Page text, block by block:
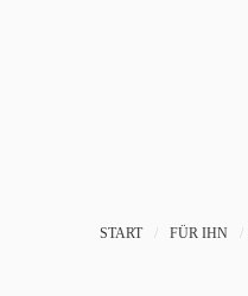
START / FÜR IHN /